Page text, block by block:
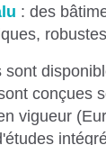
: des
sont
conçues
vigueur